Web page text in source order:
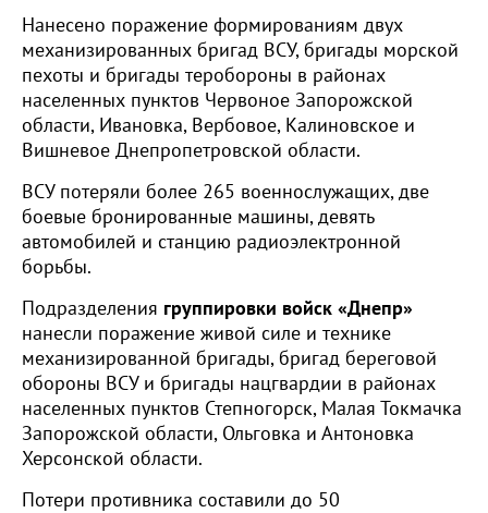
Нанесено поражение формированиям двух
механизированных бригад ВСУ, бригады морской
пехоты и бригады теробороны в районах
населенных пунктов Червоное Запорожской
области, Ивановка, Вербовое, Калиновское и
Вишневое Днепропетровской области.
ВСУ потеряли более 265 военнослужащих, две
боевые бронированные машины, девять
автомобилей и станцию радиоэлектронной
борьбы.
Подразделения группировки войск «Днепр»
нанесли поражение живой силе и технике
механизированной бригады, бригад береговой
обороны ВСУ и бригады нацгвардии в районах
населенных пунктов Степногорск, Малая Токмачка
Запорожской области, Ольговка и Антоновка
Херсонской области.
Потери противника составили до 50